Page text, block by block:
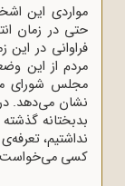
مواردی این
حتی در زمان
فراوانی در
مردم از این
مجلس شورای
بدبختانه
نداشتیم،
کسی می‌خواست